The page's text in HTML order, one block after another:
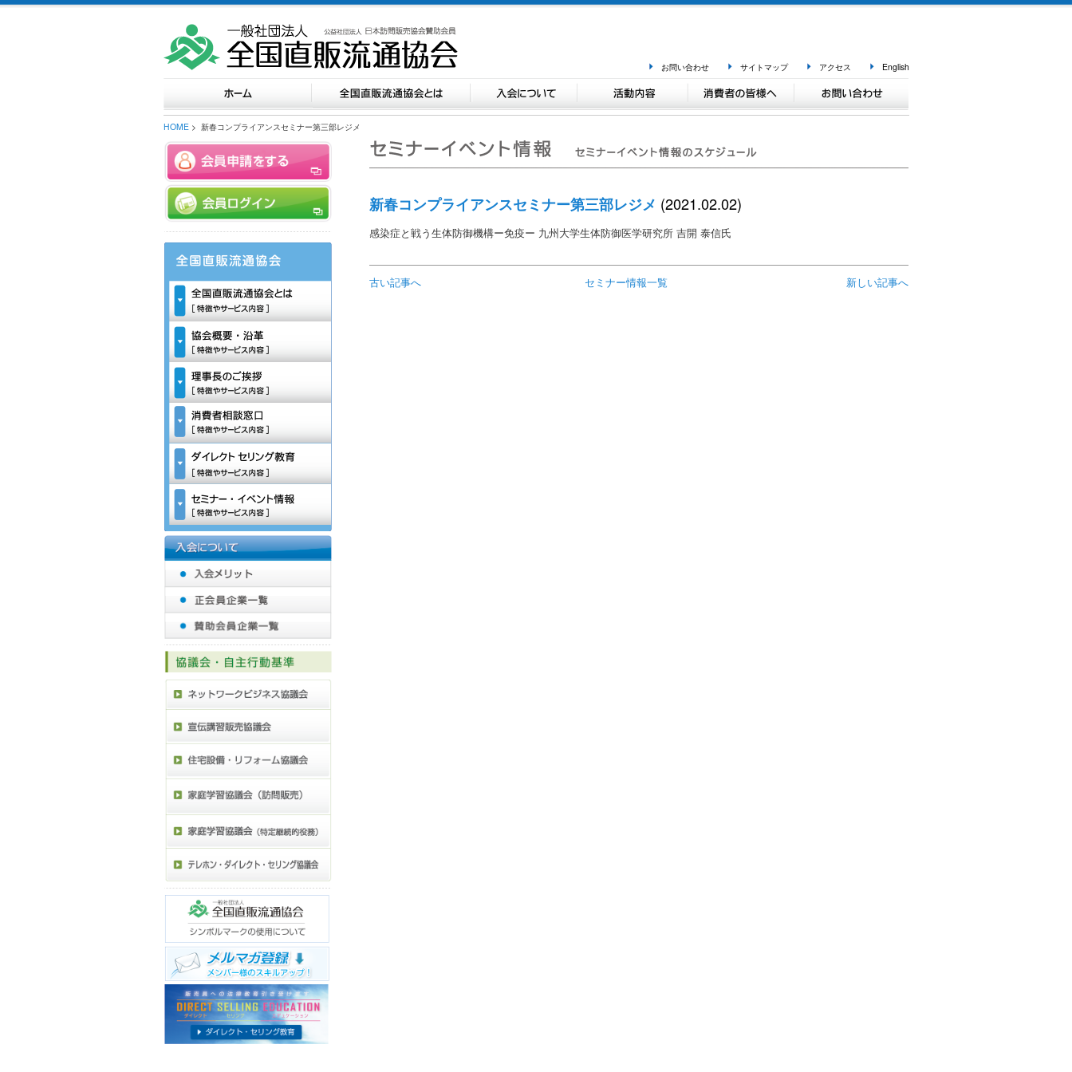
お問い合わせ サイトマップ アクセス English
HOME> 新春コンプライアンスセミナー第三部レジメ
新春コンプライアンスセミナー第三部レジメ (2021.02.02)
感染症と戦う生体防御機構ー免疫ー 九州大学生体防御医学研究所 吉開 泰信氏
古い記事へ セミナー情報一覧 新しい記事へ